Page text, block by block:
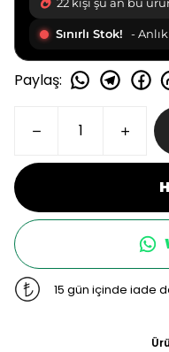
22 kişi şu an bu
Sınırlı Stok! -
Paylaş:
15 gün içinde iade